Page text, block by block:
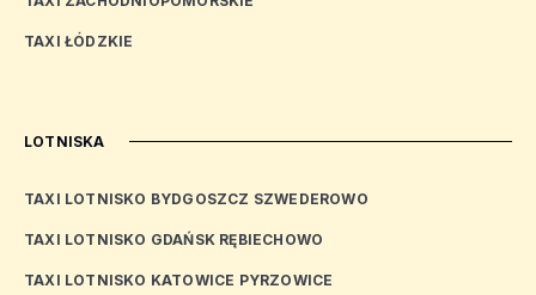
TAXI ŁÓDZKIE
LOTNISKA
TAXI LOTNISKO BYDGOSZCZ SZWEDEROWO
TAXI LOTNISKO GDAŃSK RĘBIECHOWO
TAXI LOTNISKO KATOWICE PYRZOWICE